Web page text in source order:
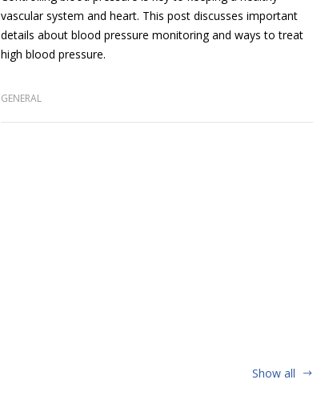
vascular system and heart. This post discusses important
details about blood pressure monitoring and ways to treat
high blood pressure.
GENERAL
Show all